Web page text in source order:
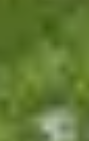
Si la
au ski
Pour